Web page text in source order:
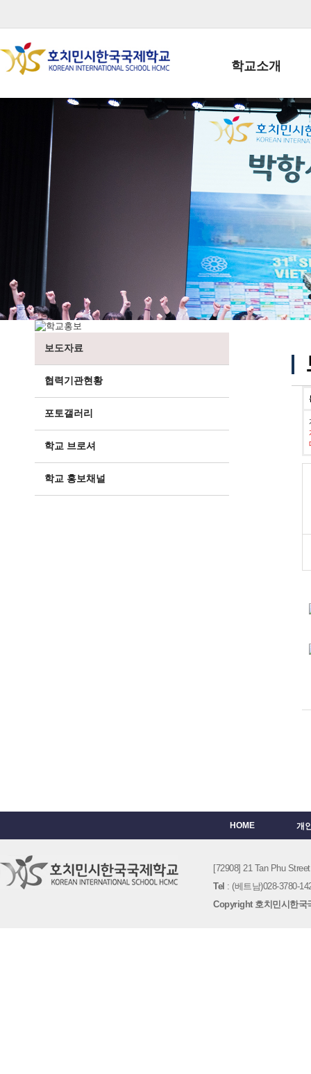
학교소개
학교장인사말
학생회장인사말
학교상징
학교 CI
교직원현황
학생현황
위치/전화
전경사진
보도자료
협력기관현황
포토갤러리
학교 브로셔
학교 홍보채널
HOME 개
[72908] 21 Tan Phu
Tel : (베트남)028-3780-
Copyright 호치민시한국